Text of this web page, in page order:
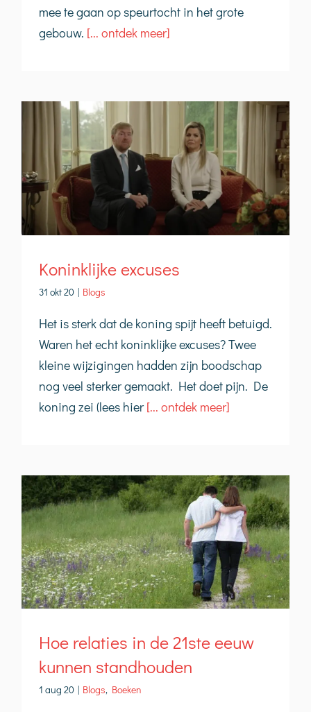
mee te gaan op speurtocht in het grote
gebouw. [... ontdek meer]
Koninklijke excuses
31 okt 20 | Blogs
Het is sterk dat de koning spijt heeft betuigd.
Waren het echt koninklijke excuses? Twee
kleine wijzigingen hadden zijn boodschap
nog veel sterker gemaakt. Het doet pijn. De
koning zei (lees hier[... ontdek meer]
Hoe relaties in de 21ste eeuw
kunnen standhouden
1 aug 20 | Blogs, Boeken